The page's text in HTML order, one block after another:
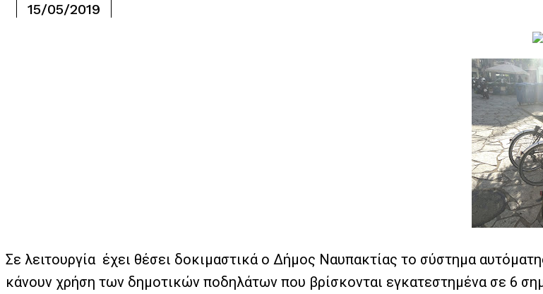
15/05/2019
Σε λειτουργία έχει θέσει δοκιμαστικά ο Δήμος Ναυπακτίας το σύστημα
κάνουν χρήση των δημοτικών ποδηλάτων που βρίσκονται εγκατεστημένα σε 6